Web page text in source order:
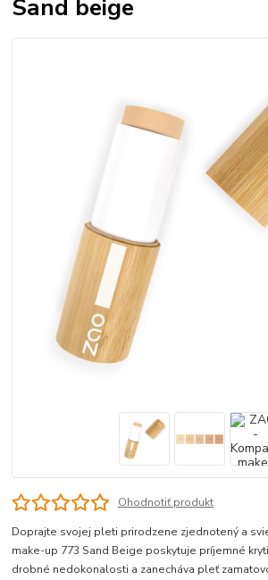
Sand beige
Ohodnotiť produkt
Doprajte svojej pleti prirodzene zjednotený a
make-up 773 Sand Beige poskytuje príjemné
drobné nedokonalosti a zanecháva pleť